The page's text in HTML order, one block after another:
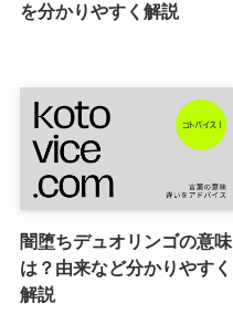
を分かりやすく解説
闇堕ちデュオリンゴの意味
は？由来など分かりやすく
解説